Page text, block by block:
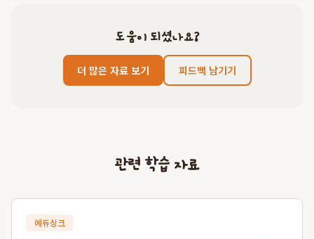
도움이 되셨나요?
더 많은 자료 보기 피드백 남기기
관련 학습 자료
에듀싱크